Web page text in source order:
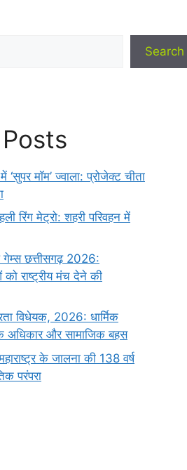
Search
‘सुपर मॉम’ ज्वाला: प्रोजेक्ट चीता
रिंग मेट्रो: शहरी परिवहन में
गेम्स छत्तीसगढ़ 2026:
राष्ट्रीय मंच देने की
विधेयक, 2026: धार्मिक
अधिकार और सामाजिक बहस
के जालना की 138 वर्ष
परंपरा